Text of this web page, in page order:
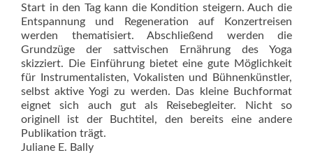
Start in den Tag kann die Kondition steigern. Auch die
Entspannung und Regeneration auf Konzertreisen
werden thematisiert. Abschließend werden die
Grundzüge der sattvischen Ernährung des Yoga
skizziert. Die Einführung bietet eine gute Möglichkeit
für Instrumentalisten, Vokalisten und Bühnenkünstler,
selbst aktive Yogi zu werden. Das kleine Buchformat
eignet sich auch gut als Reisebegleiter. Nicht so
originell ist der Buchtitel, den bereits eine andere
Publikation trägt.
Juliane E. Bally